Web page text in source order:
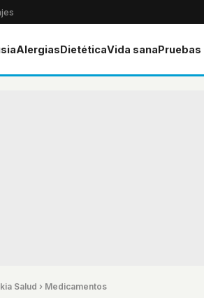
AlergiasDietéticaVida sana
Salud › Medicamentos